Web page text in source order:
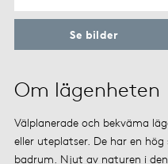
Om lägenheten
Välplanerade och bekväma
eller uteplatser. De har en
badrum. Njut av naturen i
Se bilder